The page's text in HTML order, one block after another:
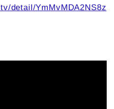
detail/YmMvMDA2NS8z